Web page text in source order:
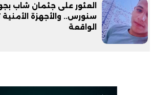
العثور على جثمان شاب
سنورس.. والأجهزة
الواقعة